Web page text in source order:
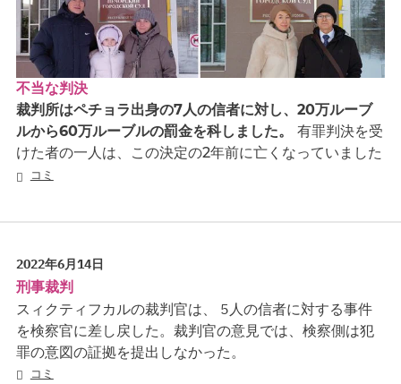
不当な判決
裁判所はペチョラ出身の7人の信者に対し、20万ルーブ
ルから60万ルーブルの罰金を科しました。 有罪判決を受
けた者の一人は、この決定の2年前に亡くなっていました
コミ
2022年6月14日
刑事裁判
スィクティフカルの裁判官は、 5人の信者に対する事件
を検察官に差し戻した。裁判官の意見では、検察側は犯
罪の意図の証拠を提出しなかった。
コミ